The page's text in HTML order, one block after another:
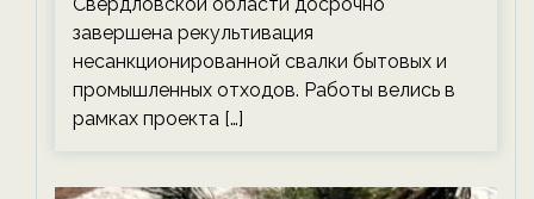
завершена рекультивация
несанкционированной свалки бытовых и
промышленных отходов. Работы велись в
рамках проекта […]